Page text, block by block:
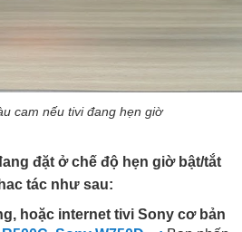
cam nếu tivi đang hẹn giờ
đặt ở chế độ hẹn giờ bật/tắt
tác như sau:
hoặc internet tivi Sony cơ bản